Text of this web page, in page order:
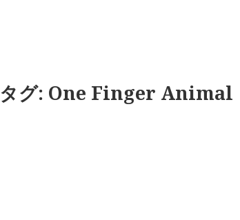
タグ: One Finger Animal